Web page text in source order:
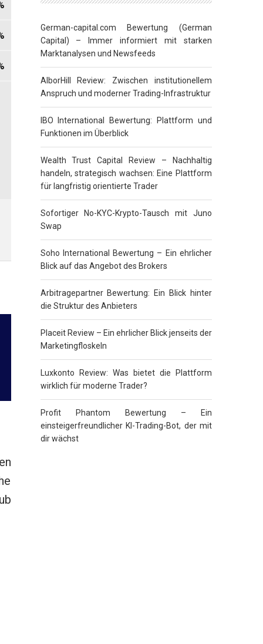
German-capital.com Bewertung (German
Capital) – Immer informiert mit starken
Marktanalysen und Newsfeeds
AlborHill Review: Zwischen institutionellem
Anspruch und moderner Trading-Infrastruktur
IBO International Bewertung: Plattform und
Funktionen im Überblick
Wealth Trust Capital Review – Nachhaltig
handeln, strategisch wachsen: Eine Plattform
für langfristig orientierte Trader
Sofortiger No-KYC-Krypto-Tausch mit Juno
Swap
Soho International Bewertung – Ein ehrlicher
Blick auf das Angebot des Brokers
Arbitragepartner Bewertung: Ein Blick hinter
die Struktur des Anbieters
Placeit Review – Ein ehrlicher Blick jenseits der
Marketingfloskeln
Luxkonto Review: Was bietet die Plattform
wirklich für moderne Trader?
Profit Phantom Bewertung – Ein
einsteigerfreundlicher KI-Trading-Bot, der mit
dir wächst